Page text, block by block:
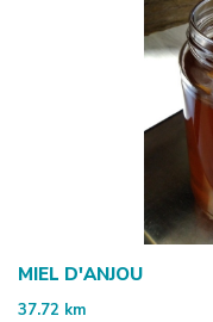
MIEL D'ANJOU
37.72 km